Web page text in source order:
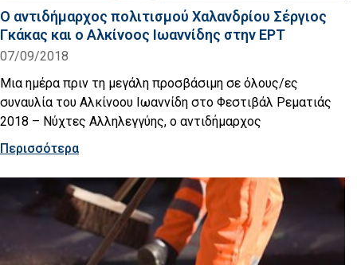
Ο αντιδήμαρχος πολιτισμού Χαλανδρίου Σέργιος
Γκάκας και ο Αλκίνοος Ιωαννίδης στην ΕΡΤ
07/09/2018
Μια ημέρα πριν τη μεγάλη προσβάσιμη σε όλους/ες
συναυλία του Αλκίνοου Ιωαννίδη στο Φεστιβάλ Ρεματιάς
2018 – Νύχτες Αλληλεγγύης, ο αντιδήμαρχος
Περισσότερα